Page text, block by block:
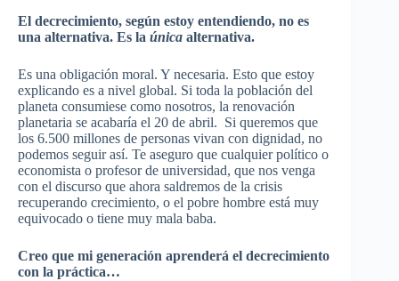
El decrecimiento, según estoy entendiendo, no es
una alternativa. Es la única alternativa.
Es una obligación moral. Y necesaria. Esto que estoy
explicando es a nivel global. Si toda la población del
planeta consumiese como nosotros, la renovación
planetaria se acabaría el 20 de abril. Si queremos que
los 6.500 millones de personas vivan con dignidad, no
podemos seguir así. Te aseguro que cualquier político o
economista o profesor de universidad, que nos venga
con el discurso que ahora saldremos de la crisis
recuperando crecimiento, o el pobre hombre está muy
equivocado o tiene muy mala baba.
Creo que mi generación aprenderá el decrecimiento
con la práctica…